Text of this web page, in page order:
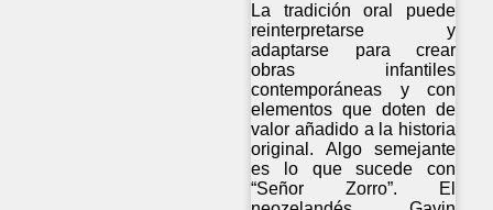
La tradición oral puede
reinterpretarse y
adaptarse para crear
obras infantiles
contemporáneas y con
elementos que doten de
valor añadido a la historia
original. Algo semejante
es lo que sucede con
“Señor Zorro”. El